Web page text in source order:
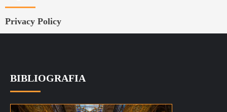
Privacy Policy
BIBLIOGRAFIA